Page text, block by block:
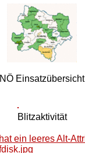
NÖ Einsatzübersicht
Blitzaktivität